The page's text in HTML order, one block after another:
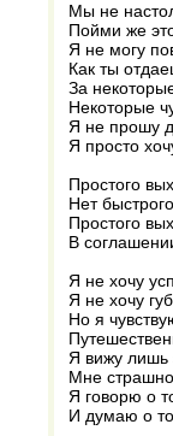
Мы не
Пойми же
Я не могу
Как ты
За
Некоторые
Я не прошу
Я просто
Простого
Нет
Простого
В
Я не хочу
Я не хочу
Но я
Я вижу лишь
Мне
Я говорю о
И думаю о